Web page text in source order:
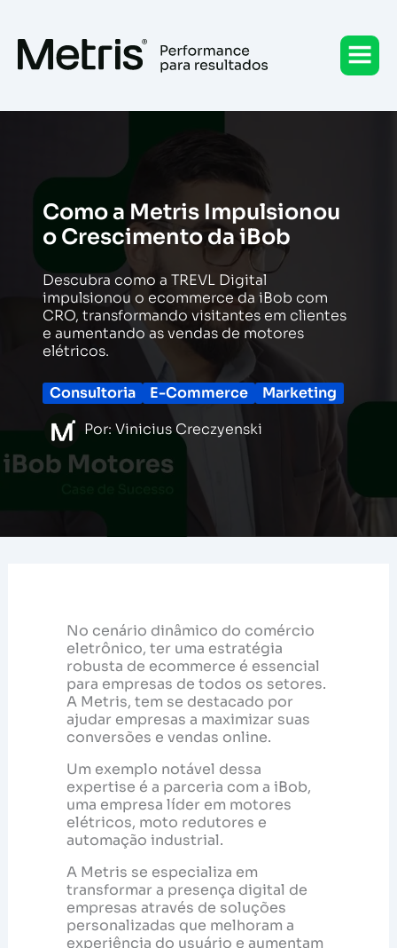
conteúdo
Como a Metris Impulsionou
o Crescimento da iBob
Descubra como a TREVL Digital
impulsionou o ecommerce da iBob com
CRO, transformando visitantes em clientes
e aumentando as vendas de motores
elétricos.
Consultoria E-Commerce
Marketing
Por: Vinicius Creczyenski
No cenário dinâmico do comércio
eletrônico, ter uma estratégia
robusta de ecommerce é essencial
para empresas de todos os setores.
A Metris, tem se destacado por
ajudar empresas a maximizar suas
conversões e vendas online.
Um exemplo notável dessa
expertise é a parceria com a iBob,
uma empresa líder em motores
elétricos, moto redutores e
automação industrial.
A Metris se especializa em
transformar a presença digital de
empresas através de soluções
personalizadas que melhoram a
experiência do usuário e aumentam